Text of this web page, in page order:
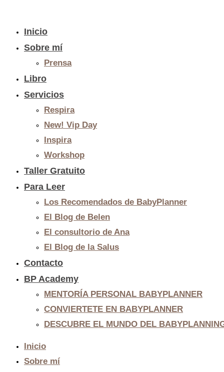
Inicio
Sobre mí
Prensa
Libro
Servicios
Respira
New! Vip Day
Inspira
Workshop
Taller Gratuito
Para Leer
Los Recomendados de BabyPlanner
El Blog de Belen
El consultorio de Ana
El Blog de la Salus
Contacto
BP Academy
MENTORÍA PERSONAL BABYPLANNER
CONVIERTETE EN BABYPLANNER
DESCUBRE EL MUNDO DEL
Inicio
Sobre mí